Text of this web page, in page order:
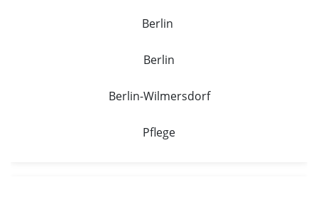
Berlin
Berlin
Berlin-Wilmersdorf
Pflege